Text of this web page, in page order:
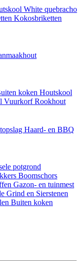
White quebracho
Kokosbriketten
koken Houtskool
VuurkorfRookhout
Haard- en BBQ
potgrond
Boomschors
Gazon- en tuinmest
Grind en Sierstenen
Buiten koken